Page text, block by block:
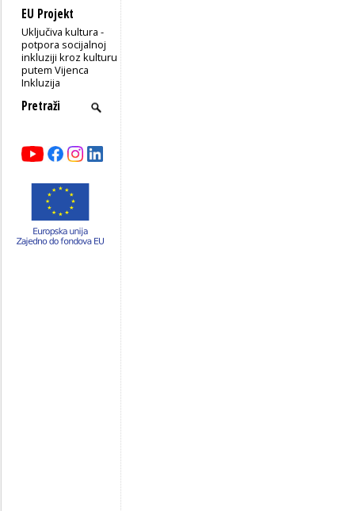
EU Projekt
Uključiva kultura -
potpora socijalnoj
inkluziji kroz kulturu
putem Vijenca
Inkluzija